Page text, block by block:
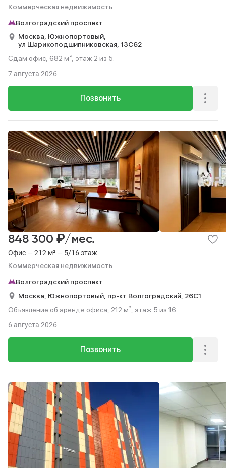
Коммерческая недвижимость
Волгоградский проспект
Москва, Южнопортовый,
ул Шарикоподшипниковская, 13С62
Сдам офис, 682 м², этаж 2 из 5.
Позвонить
7 августа 2026
Офис — 212 м² — 5/16 этаж
Коммерческая недвижимость
848 300 ₽/мес.
Волгоградский проспект
Москва, Южнопортовый, пр-кт Волгоградский, 26С1
Объявление об аренде офиса, 212 м², этаж 5 из 16.
Позвонить
6 августа 2026